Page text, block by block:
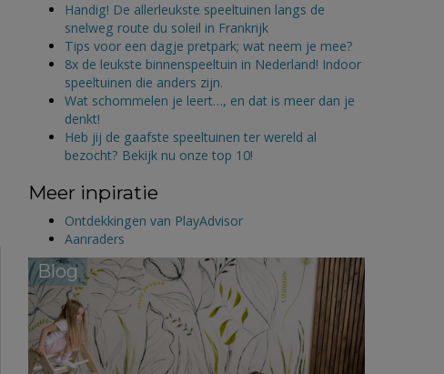
Handig! De allerleukste speeltuinen langs de
snelweg route du soleil in Frankrijk
Tips voor een dagje pretpark; wat neem je mee?
8x de leukste binnenspeeltuin in Nederland! Indoor
speeltuinen die anders zijn.
Wat schommelen je leert…, en dat is meer dan je
denkt!
Heb jij de gaafste speeltuinen ter wereld al
bezocht? Bekijk nu onze top 10!
Meer inpiratie
Ontdekkingen van PlayAdvisor
Aanraders
Blog